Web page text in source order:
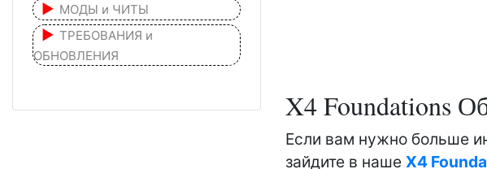
X4 Foundations
Если вам нужно больше
зайдите в наше X4
МОДЫ и ЧИТЫ
ТРЕБОВАНИЯ и
ОБНОВЛЕНИЯ